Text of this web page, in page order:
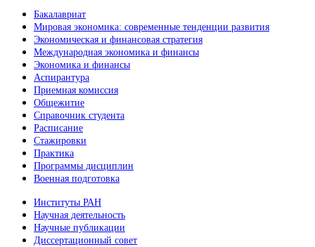
Бакалавриат
Мировая экономика: современные тенденции развития
Экономическая и финансовая стратегия
Международная экономика и финансы
Экономика и финансы
Аспирантура
Приемная комиссия
Общежитие
Справочник студента
Расписание
Стажировки
Практика
Программы дисциплин
Военная подготовка
Институты РАН
Научная деятельность
Научные публикации
Диссертационный совет